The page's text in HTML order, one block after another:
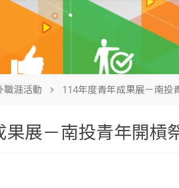
職涯活動 114年度青年成果展－南投
果展－南投青年開槓